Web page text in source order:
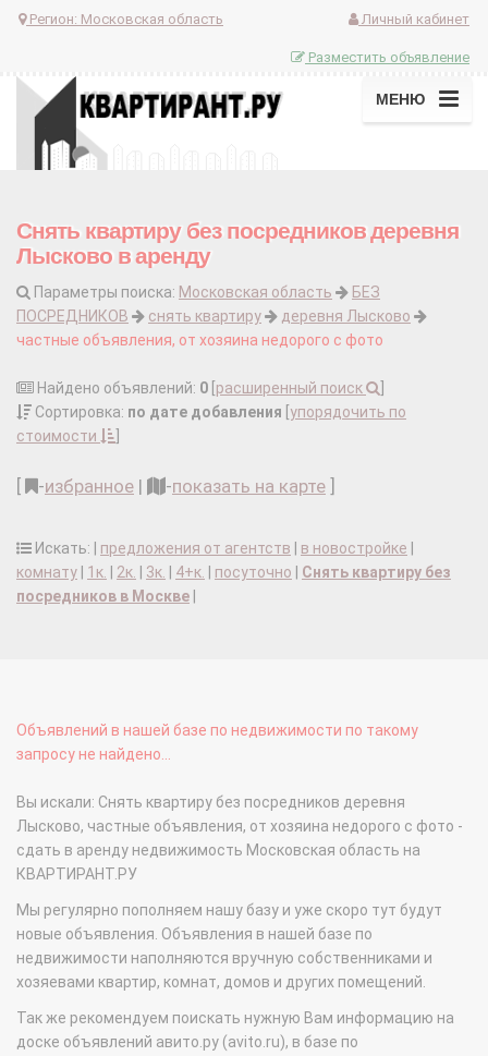
Регион: Московская область Личный кабинет
Разместить объявление
МЕНЮ
Снять квартиру без посредников деревня
Лысково в аренду
Параметры поиска: Московская область
БЕЗ
ПОСРЕДНИКОВ
снять квартиру
деревня Лысково
частные объявления, от хозяина недорого с фото
Найдено объявлений: 0 расширенный поиск
Сортировка: по дате добавления упорядочить по
стоимости
-избранное | -показать на карте
Искать: | предложения от агентств в новостройке
комнату
1к. 2к. 3к. 4+к. посуточно
Снять квартиру без
посредников в Москве
Объявлений в нашей базе по недвижимости по такому
запросу не найдено...
Вы искали: Снять квартиру без посредников деревня
Лысково, частные объявления, от хозяина недорого с фото -
сдать в аренду недвижимость Московская область на
КВАРТИРАНТ.РУ
Мы регулярно пополняем нашу базу и уже скоро тут будут
новые объявления. Объявления в нашей базе по
недвижимости наполняются вручную собственниками и
хозяевами квартир, комнат, домов и других помещений.
Так же рекомендуем поискать нужную Вам информацию на
доске объявлений авито.ру (avito.ru), в базе по